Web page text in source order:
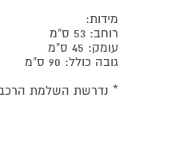
מידות:
רוחב: 53 ס"מ
עומק: 45 ס"מ
גובה כולל: 90 ס"מ
* נדרשת השלמת